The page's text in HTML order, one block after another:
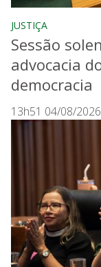
JUSTIÇA
Sessão
advocacia
democracia
13h51 04/08/2026